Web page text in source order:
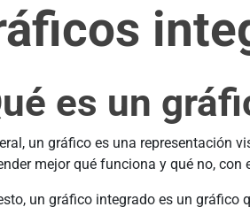
es un
un gráfico es una representación
mejor qué funciona y qué no,
un gráfico integrado es un